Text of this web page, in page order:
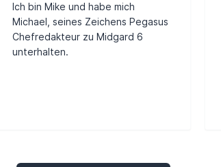
Ich bin Mike und habe mich
Michael, seines Zeichens Pegasus
Chefredakteur zu Midgard 6
unterhalten.